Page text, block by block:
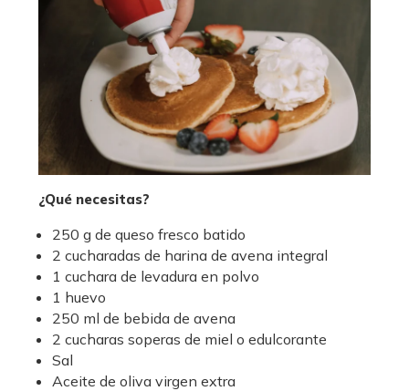
¿Qué necesitas?
250 g de queso fresco batido
2 cucharadas de harina de avena integral
1 cuchara de levadura en polvo
1 huevo
250 ml de bebida de avena
2 cucharas soperas de miel o edulcorante
Sal
Aceite de oliva virgen extra